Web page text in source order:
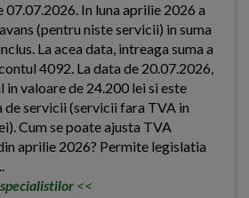
07.07.2026. In luna aprilie 2026 a
(pentru niste servicii) in suma
La acea data, intreaga suma a
4092. La data de 20.07.2026,
in valoare de 24.200 lei si este
de servicii (servicii fara TVA in
Cum se poate ajusta TVA
aprilie 2026? Permite legislatia
<<